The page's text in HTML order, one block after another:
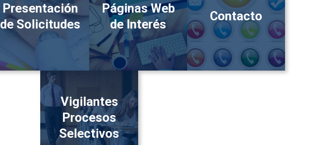
Presentación
de Solicitudes
Páginas Web
de Interés
Contacto
Vigilantes
Procesos
Selectivos